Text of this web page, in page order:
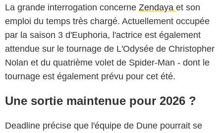
La grande interrogation concerne Zendaya et son
emploi du temps très chargé. Actuellement occupée
par la saison 3 d'Euphoria, l'actrice est également
attendue sur le tournage de L'Odysée de Christopher
Nolan et du quatrième volet de Spider-Man - dont le
tournage est également prévu pour cet été.
Une sortie maintenue pour 2026 ?
Deadline précise que l'équipe de Dune pourrait se